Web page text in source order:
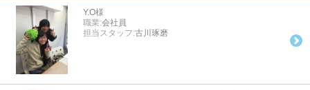
Y.O様
職業:会社員
担当スタッフ:古川琢磨